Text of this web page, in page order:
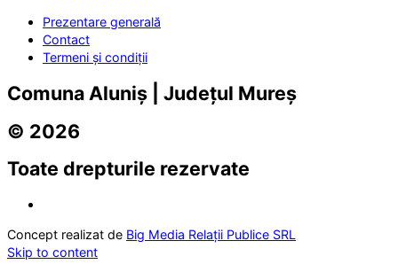
Prezentare generală
Contact
Termeni și condiții
Comuna Aluniș | Județul Mureș
© 2026
Toate drepturile rezervate
Concept realizat de Big Media Relații Publice SRL
Skip to content